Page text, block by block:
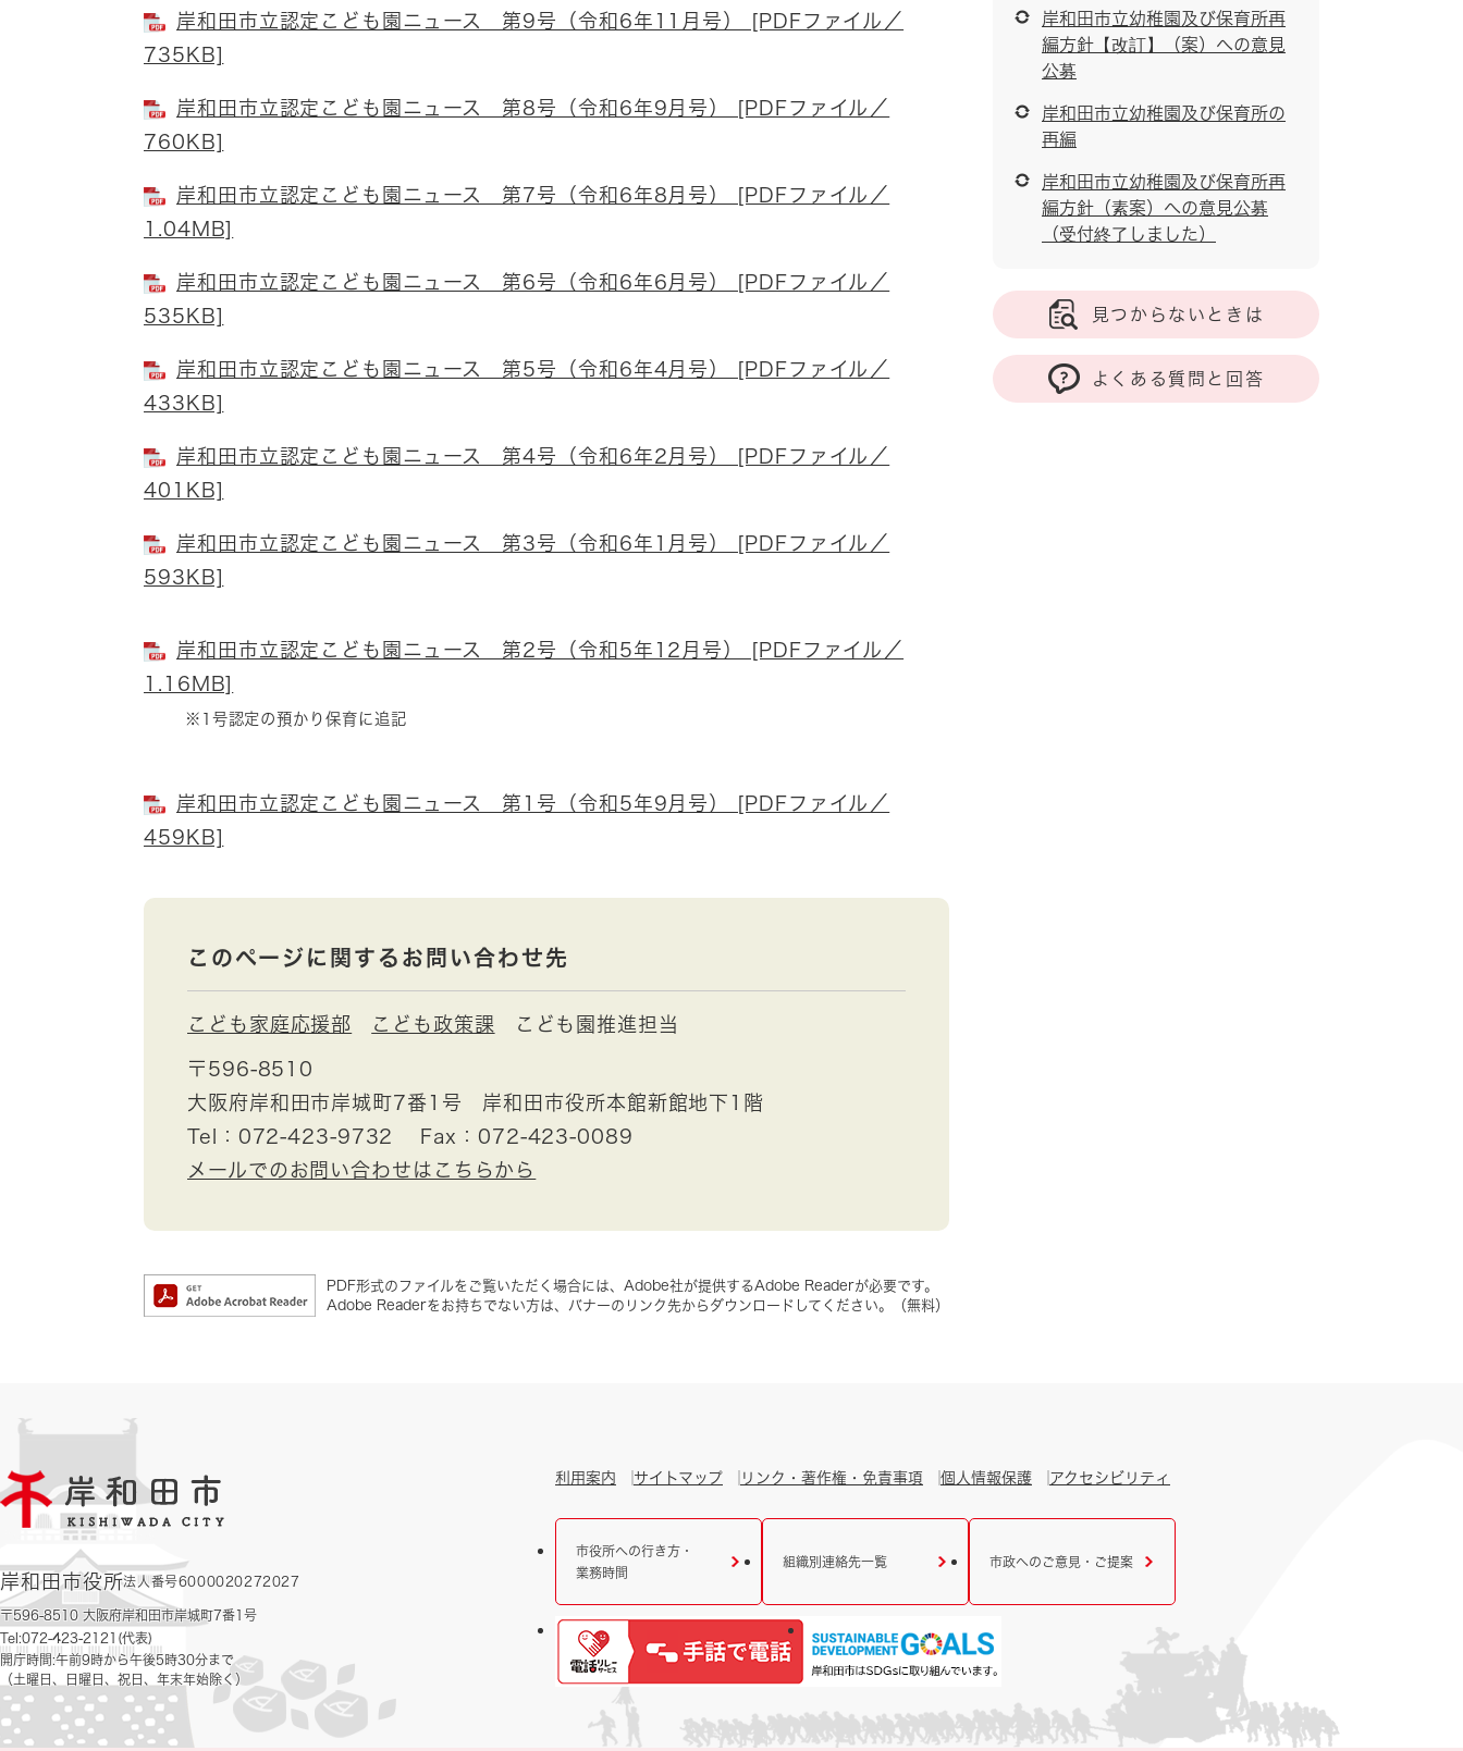
岸和田市立認定こども園ニュース 第9号（令和6年11月号） [PDFファイル／
735KB]
岸和田市立認定こども園ニュース 第8号（令和6年9月号） [PDFファイル／
760KB]
岸和田市立認定こども園ニュース 第7号（令和6年8月号） [PDFファイル／
1.04MB]
岸和田市立認定こども園ニュース 第6号（令和6年6月号） [PDFファイル／
535KB]
岸和田市立認定こども園ニュース 第5号（令和6年4月号） [PDFファイル／
433KB]
岸和田市立認定こども園ニュース 第4号（令和6年2月号） [PDFファイル／
401KB]
岸和田市立認定こども園ニュース 第3号（令和6年1月号） [PDFファイル／
593KB]
岸和田市立認定こども園ニュース 第2号（令和5年12月号） [PDFファイル／
1.16MB]
※1号認定の預かり保育に追記
岸和田市立認定こども園ニュース 第1号（令和5年9月号） [PDFファイル／
459KB]
このページに関するお問い合わせ先
こども家庭応援部 こども政策課 こども園推進担当
〒596-8510
大阪府岸和田市岸城町7番1号 岸和田市役所本館新館地下1階
Tel：072-423-9732
Fax：072-423-0089
メールでのお問い合わせはこちらから
PDF形式のファイルをご覧いただく場合には、Adobe社が提供するAdobe Readerが必要です。
Adobe Readerをお持ちでない方は、バナーのリンク先からダウンロードしてください。（無料）
岸和田市立幼稚園及び保育所再
編方針【改訂】（案）への意見
公募
岸和田市立幼稚園及び保育所の
再編
岸和田市立幼稚園及び保育所再
編方針（素案）への意見公募
（受付終了しました）
見つからないときは
よくある質問と回答
岸和田市役所法人番号6000020272027
〒596-8510 大阪府岸和田市岸城町7番1号
Tel:072-423-2121(代表)
開庁時間:午前9時から午後5時30分まで
（土曜日、日曜日、祝日、年末年始除く）
利用案内 サイトマップ リンク・著作権・免責事項 個人情報保護 アクセシビリティ
市役所への行き方・
業務時間
組織別連絡先一覧 市政へのご意見・ご提案